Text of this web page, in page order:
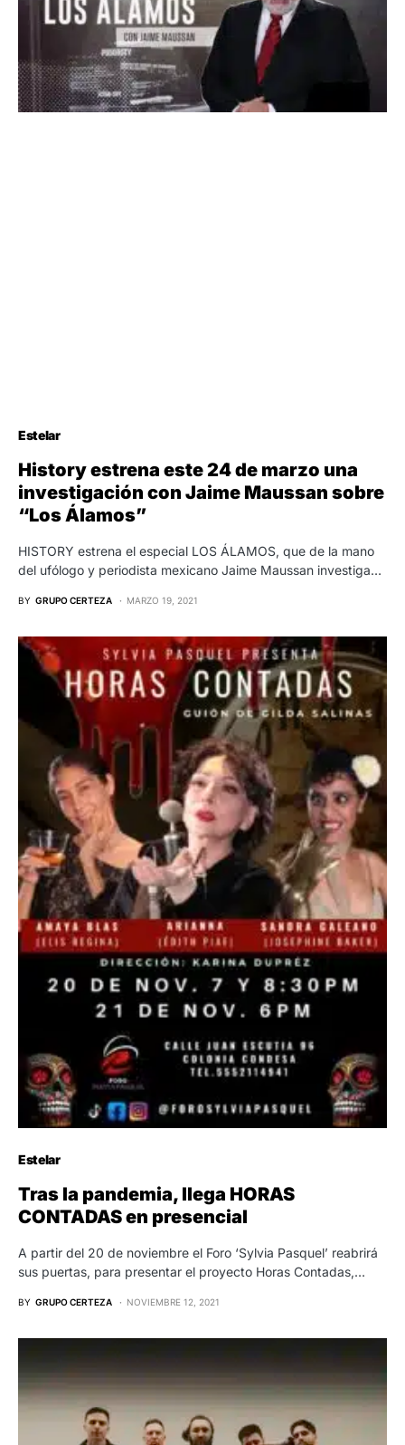
Estelar
History estrena este 24 de marzo una
investigación con Jaime Maussan sobre
“Los Álamos”
HISTORY estrena el especial LOS ÁLAMOS, que de la mano
del ufólogo y periodista mexicano Jaime Maussan investiga…
BY GRUPO CERTEZA MARZO 19, 2021
Estelar
Tras la pandemia, llega HORAS
CONTADAS en presencial
A partir del 20 de noviembre el Foro ‘Sylvia Pasquel’ reabrirá
sus puertas, para presentar el proyecto Horas Contadas,…
BY GRUPO CERTEZA NOVIEMBRE 12, 2021